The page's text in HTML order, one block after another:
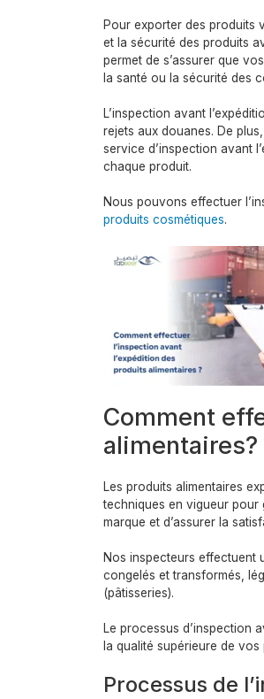
Pour exporter des produits
et la sécurité des produits
permet de s’assurer que
la santé ou la sécurité des
L’inspection avant
rejets aux douanes. De
service d’inspection avant
chaque produit.
Nous pouvons effectuer
produits cosmétiques.
Comment
alimentaires?
Les produits alimentaires
techniques en vigueur pour
marque et d’assurer la
Nos inspecteurs effectuent
congelés et transformés,
(pâtisseries).
Le processus d’inspection
la qualité supérieure de vos
Processus de